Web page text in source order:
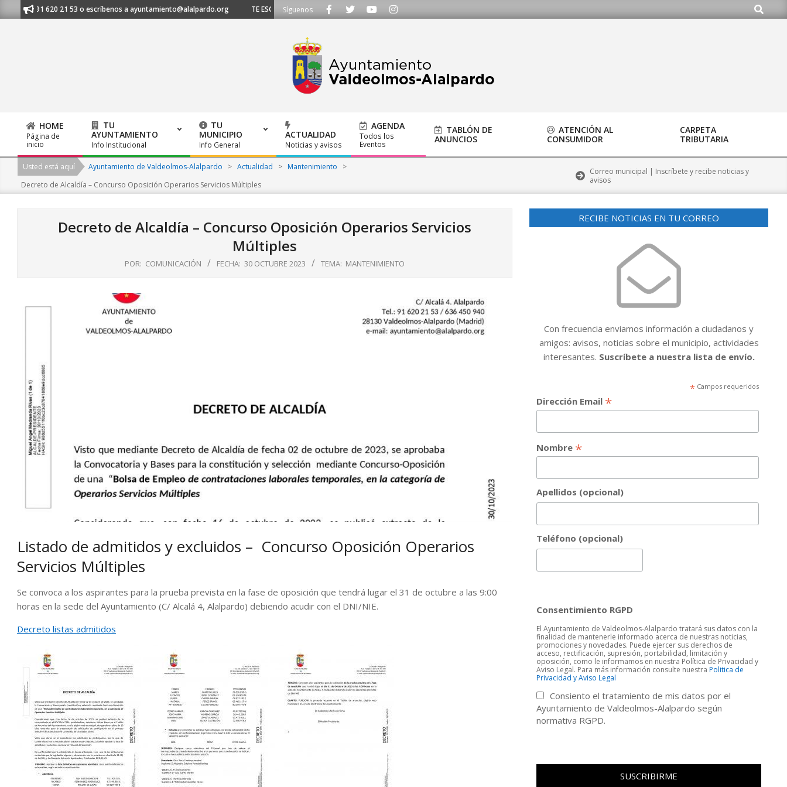
to
al 91 620 21 53 o escríbenos a ayuntamiento@alalpardo.org TE ESCUCHAMOS - Llámanos al 91 620 21 53 o escríbenos a ayuntamiento@alalpardo.org
Síguenos Buscar
Primary
Navigation
Menu
HOME
Página de
inicio
TU
AYUNTAMIENTO
Info Institucional
TU
MUNICIPIO
Info General
ACTUALIDAD
Noticias y avisos
AGENDA
Todos los
Eventos
TABLÓN DE
ANUNCIOS
ATENCIÓN AL
CONSUMIDOR
CARPETA
TRIBUTARIA
Usted está aquí Ayuntamiento de Valdeolmos-Alalpardo > Actualidad > Mantenimiento
>
Decreto de Alcaldía – Concurso Oposición Operarios Servicios Múltiples
Correo municipal | Inscríbete y recibe noticias y
avisos
Decreto de Alcaldía – Concurso Oposición Operarios Servicios
Múltiples
POR: COMUNICACIÓN FECHA: 30 OCTUBRE 2023 TEMA: MANTENIMIENTO
Listado de admitidos y excluidos – Concurso Oposición Operarios
Servicios Múltiples
Se convoca a los aspirantes para la prueba prevista en la fase de oposición que tendrá lugar el 31 de octubre a las 9:00
horas en la sede del Ayuntamiento (C/ Alcalá 4, Alalpardo) debiendo acudir con el DNI/NIE.
Decreto listas admitidos
RECIBE NOTICIAS EN TU CORREO
Con frecuencia enviamos información a ciudadanos y
amigos: avisos, noticias sobre el municipio, actividades
interesantes. Suscríbete a nuestra lista de envío.
* Campos requeridos
Dirección Email *
Nombre *
Apellidos (opcional)
Teléfono (opcional)
Consentimiento RGPD
El Ayuntamiento de Valdeolmos-Alalpardo tratará sus datos con la
finalidad de mantenerle informado acerca de nuestras noticias,
promociones y novedades. Puede ejercer sus derechos de
acceso, rectificación, supresión, portabilidad, limitación y
oposición, como le informamos en nuestra Política de Privacidad y
Aviso Legal. Para más información consulte nuestraPolitica de
Privacidad y Aviso Legal
Consiento el tratamiento de mis datos por el
Ayuntamiento de Valdeolmos-Alalpardo según
normativa RGPD.